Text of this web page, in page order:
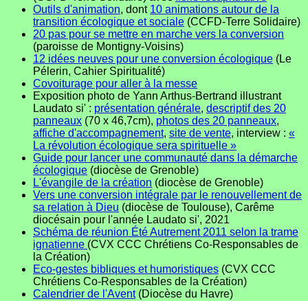
Outils d'animation, dont 10 animations autour de la
transition écologique et sociale (CCFD-Terre Solidaire)
20 pas pour se mettre en marche vers la conversion
(paroisse de Montigny-Voisins)
12 idées neuves pour une conversion écologique (Le
Pélerin, Cahier Spiritualité)
Covoiturage pour aller à la messe
Exposition photo de Yann Arthus-Bertrand illustrant
Laudato si' : présentation générale, descriptif des 20
panneaux (70 x 46,7cm), photos des 20 panneaux,
affiche d'accompagnement, site de vente, interview : «
La révolution écologique sera spirituelle »
Guide pour lancer une communauté dans la démarche
écologique (diocèse de Grenoble)
L'évangile de la création (diocèse de Grenoble)
Vers une conversion intégrale par le renouvellement de
sa relation à Dieu (diocèse de Toulouse), Carême
diocésain pour l'année Laudato si', 2021
Schéma de réunion Été Autrement 2011 selon la trame
ignatienne (CVX CCC Chrétiens Co-Responsables de
la Création)
Eco-gestes bibliques et humoristiques (CVX CCC
Chrétiens Co-Responsables de la Création)
Calendrier de l'Avent(Diocèse du Havre)